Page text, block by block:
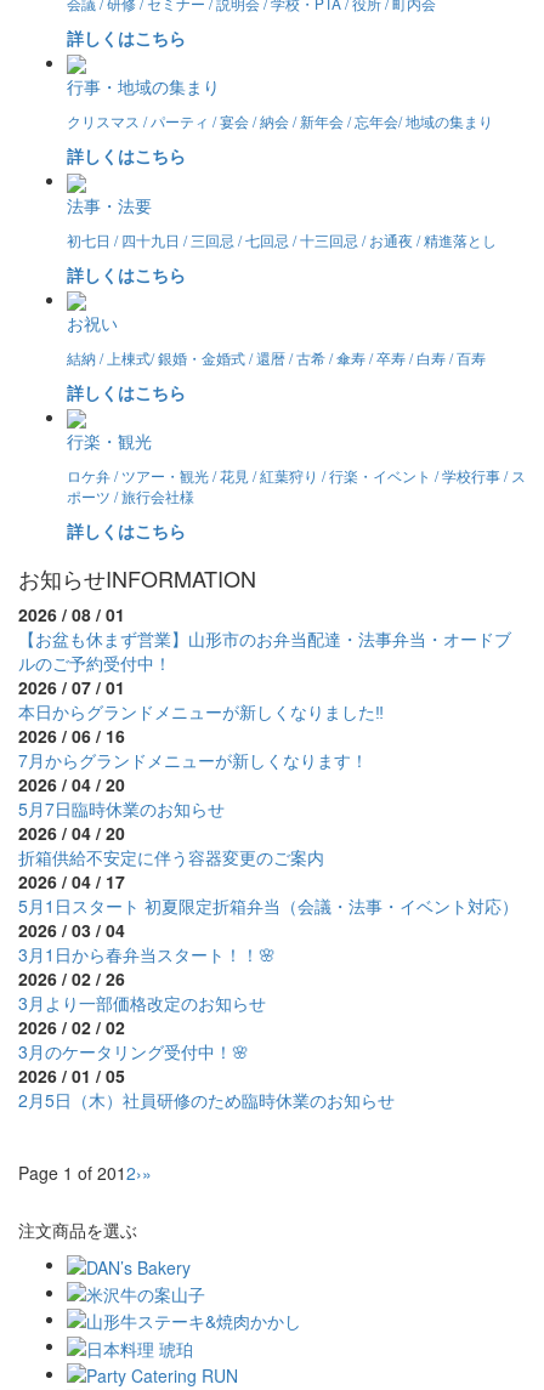
詳しくはこちら
行事・地域の集まり
クリスマス / パーティ / 宴会 / 納会 / 新年会 / 忘年会/ 地域の集まり
詳しくはこちら
法事・法要
初七日 / 四十九日 / 三回忌 / 七回忌 / 十三回忌 / お通夜 / 精進落とし
詳しくはこちら
お祝い
結納 / 上棟式/ 銀婚・金婚式 / 還暦 / 古希 / 傘寿 / 卒寿 / 白寿 / 百寿
詳しくはこちら
行楽・観光
ロケ弁 / ツアー・観光 / 花見 / 紅葉狩り / 行楽・イベント / 学校行事 / ス
ポーツ / 旅行会社様
詳しくはこちら
お知らせINFORMATION
2026 / 08 / 01
【お盆も休まず営業】山形市のお弁当配達・法事弁当・オードブ
ルのご予約受付中！
2026 / 07 / 01
本日からグランドメニューが新しくなりました‼
2026 / 06 / 16
7月からグランドメニューが新しくなります！
2026 / 04 / 20
5月7日臨時休業のお知らせ
2026 / 04 / 20
折箱供給不安定に伴う容器変更のご案内
2026 / 04 / 17
5月1日スタート 初夏限定折箱弁当（会議・法事・イベント対応）
2026 / 03 / 04
3月1日から春弁当スタート！！🌸
2026 / 02 / 26
3月より一部価格改定のお知らせ
2026 / 02 / 02
3月のケータリング受付中！🌸
2026 / 01 / 05
2月5日（木）社員研修のため臨時休業のお知らせ
Page 1 of 2012›»
注文商品を選ぶ